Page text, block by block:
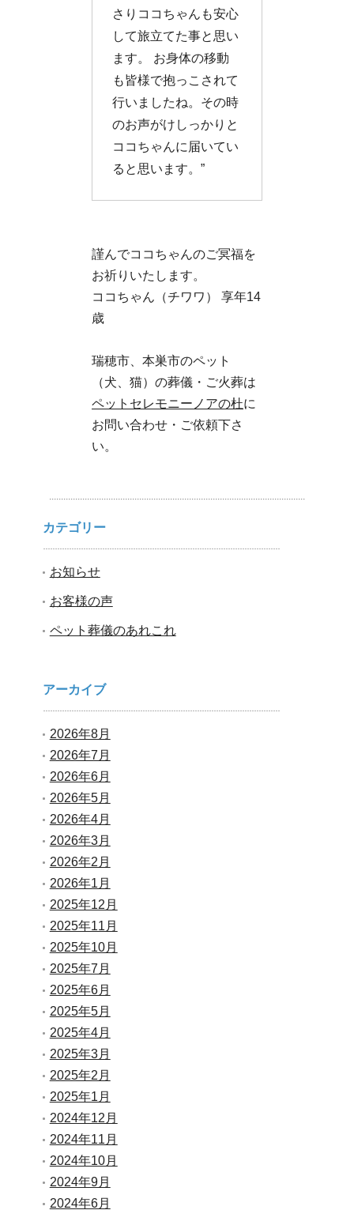
さりココちゃんも安心
して旅立てた事と思い
ます。 お身体の移動
も皆様で抱っこされて
行いましたね。その時
のお声がけしっかりと
ココちゃんに届いてい
ると思います。”
謹んでココちゃんのご冥福を
お祈りいたします。
ココちゃん（チワワ） 享年14
歳
瑞穂市、本巣市のペット
（犬、猫）の葬儀・ご火葬は
ペットセレモニーノアの杜に
お問い合わせ・ご依頼下さ
い。
カテゴリー
お知らせ
お客様の声
ペット葬儀のあれこれ
アーカイブ
2026年8月
2026年7月
2026年6月
2026年5月
2026年4月
2026年3月
2026年2月
2026年1月
2025年12月
2025年11月
2025年10月
2025年7月
2025年6月
2025年5月
2025年4月
2025年3月
2025年2月
2025年1月
2024年12月
2024年11月
2024年10月
2024年9月
2024年6月